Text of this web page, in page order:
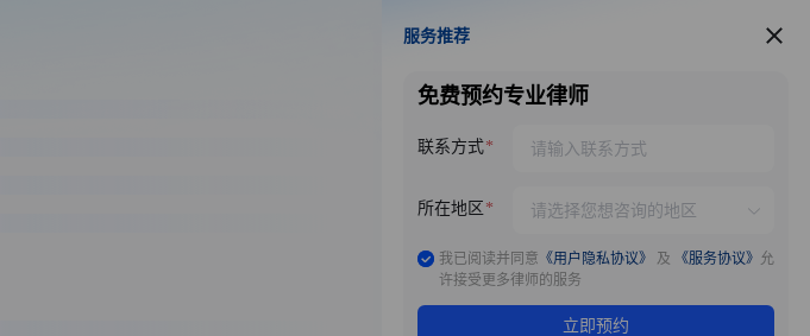
服务推荐
服务推荐
免费预约专业律师
联系方式
所在地区
我已阅读并同意 《用户隐私协议》 及 《服务协议》 允
许接受更多律师的服务
立即预约